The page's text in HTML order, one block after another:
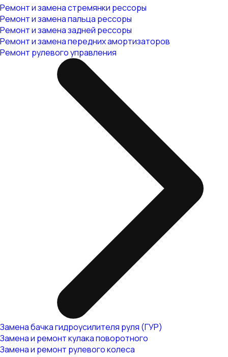
Ремонт и замена стремянки рессоры
Ремонт и замена пальца рессоры
Ремонт и замена задней рессоры
Ремонт и замена передних амортизаторов
Ремонт рулевого управления
Замена бачка гидроусилителя руля (ГУР)
Замена и ремонт кулака поворотного
Замена и ремонт рулевого колеса